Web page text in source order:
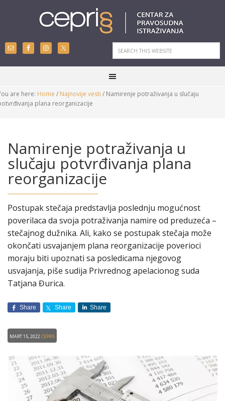
are here: Home / Najnovije vesti / Namirenje potraživanja u slučaju
plana reorganizacije
Namirenje potraživanja u
slučaju potvrđivanja plana
reorganizacije
Postupak stečaja predstavlja poslednju mogućnost
poverilaca da svoja potraživanja namire od preduzeća –
stečajnog dužnika. Ali, kako se postupak stečaja može
okončati usvajanjem plana reorganizacije poverioci
moraju biti upoznati sa posledicama njegovog
usvajanja, piše sudija Privrednog apelacionog suda
Tatjana Đurica.
Share Share Share
Mart 15, 2022CEPRIS